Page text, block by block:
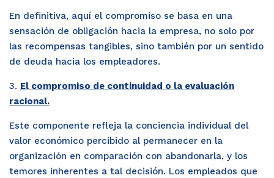
En definitiva, aquí el compromiso se basa en una
sensación de obligación hacia la empresa, no solo por
las recompensas tangibles, sino también por un sentido
de deuda hacia los empleadores.
3. El compromiso de continuidad o la evaluación
racional.
Este componente refleja la conciencia individual del
valor económico percibido al permanecer en la
organización en comparación con abandonarla, y los
temores inherentes a tal decisión. Los empleados que